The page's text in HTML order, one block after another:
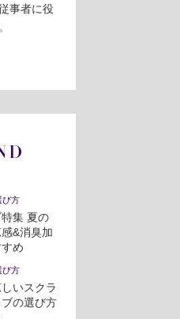
事者に役
び方
集 夏の
&消臭加
め
び方
いスクラ
の選び方